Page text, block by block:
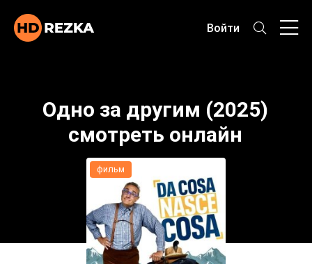
Войти
Одно за другим (2025)
смотреть онлайн
фильм